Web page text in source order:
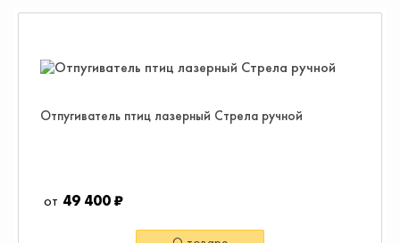
Отпугиватель птиц лазерный Стрела ручной
49 400 ₽